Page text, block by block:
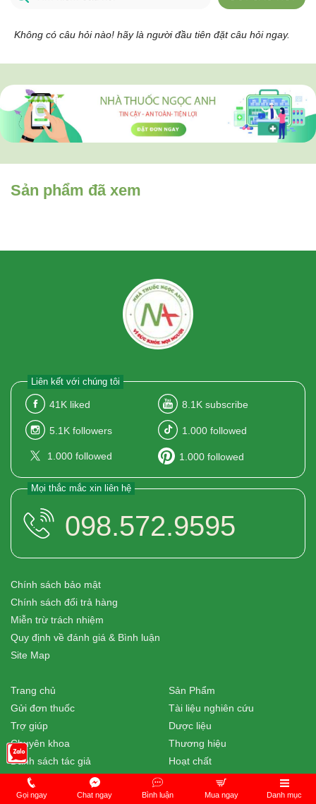
Không có câu hỏi nào! hãy là người đầu tiên đặt câu hỏi ngay.
Sản phẩm đã xem
Liên kết với chúng tôi
41K liked 8.1K subscribe
5.1K followers 1.000 followed
1.000 followed 1.000 followed
Mọi thắc mắc xin liên hệ
098.572.9595
Chính sách bảo mật
Chính sách đổi trả hàng
Miễn trừ trách nhiệm
Quy định về đánh giá & Bình luận
Site Map
Trang chủ
Gửi đơn thuốc
Trợ giúp
Chuyên khoa
Danh sách tác giả
Sản Phẩm
Tài liệu nghiên cứu
Dược liệu
Thương hiệu
Hoạt chất
Gọi ngay Chat ngay Bình luận Mua ngay Danh mục